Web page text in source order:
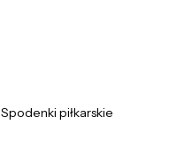
Spodenki piłkarskie